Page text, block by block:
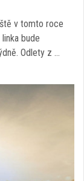
v tomto roce
bude
Odlety z …